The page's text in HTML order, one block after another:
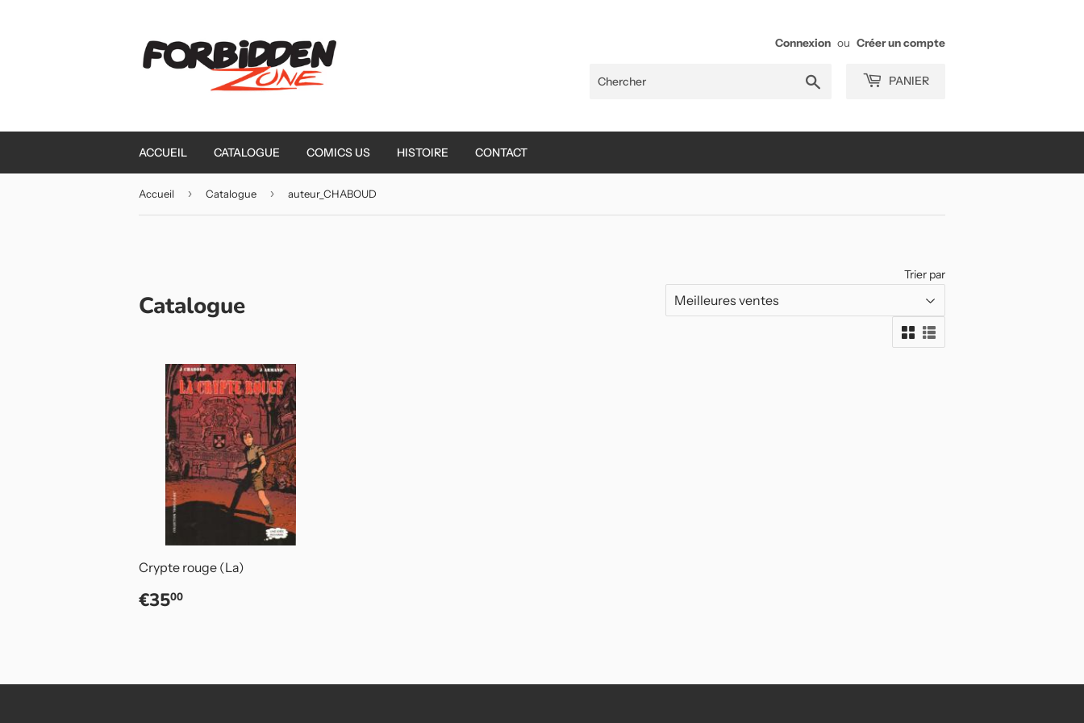
Connexion ou Créer un compte
Chercher PANIER
ACCUEIL CATALOGUE COMICS US HISTOIRE CONTACT
Accueil › Catalogue › auteur_CHABOUD
Catalogue
Trier par
Crypte rouge (La)
Prix
régulier
€3500